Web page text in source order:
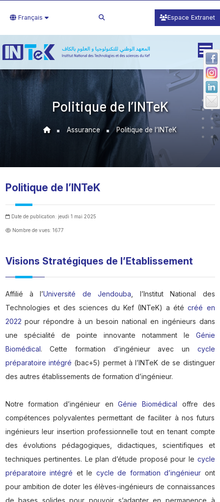
Français Espace Extranet
Politique de l’INTeK
Assurance Politique de l’INTeK
Politique de l’INTeK
Date de publication: jeudi 1 mai 2025
Nombre de vues: 1677
Visions Stratégiques de l’Etablissement
Affilié à l’Université de Jendouba , l’Institut National des
Technologies et des sciences du Kef (INTeK) a étécréé en
2022 pour répondre à un besoin national en ingénieurs dans
une spécialité de pointe innovante notamment le Génie
Biomédical. Cette formation d’ingénieur avec un cycle
préparatoire intégré (bac+5) permet à l’INTeK de se distinguer
des autres établissements de formation d’ingénieur.
Notre formation d’ingénieur enGénie Biomédical offre des
compétences polyvalentes permettant de faciliter à nos futurs
ingénieurs leur insertion professionnelle tout en tenant compte
des évolutions pédagogiques, didactiques, scientifiques et
techniques pertinentes. Le plan d’étude proposé pour le cycle
préparatoire intégré et le cycle de formation d’ingénieur ont
pour ambition de doter les élèves-ingénieurs de connaissances